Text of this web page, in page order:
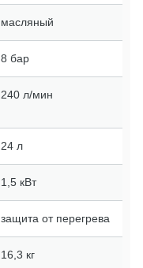
масляный
8 бар
240 л/мин
24 л
1,5 кВт
защита от перегрева
16,3 кг